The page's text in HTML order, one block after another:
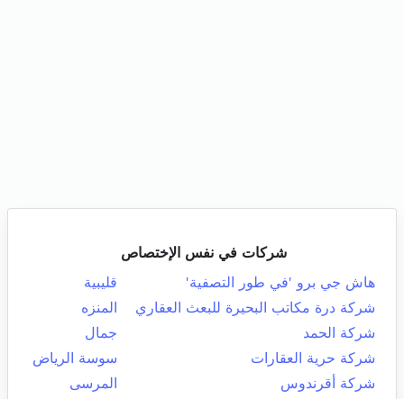
شركات في نفس الإختصاص
هاش جي برو 'في طور التصفية'
قليبية
شركة درة مكاتب البحيرة للبعث العقاري
المنزه
شركة الحمد
جمال
شركة حرية العقارات
سوسة الرياض
شركة أقرندوس
المرسى